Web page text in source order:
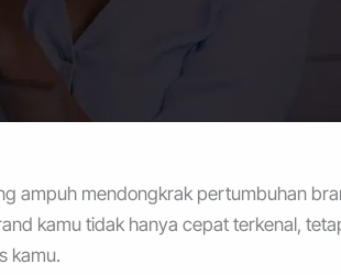
ampuh mendongkrak pertumbuhan
kamu tidak hanya cepat terkenal,
kamu.